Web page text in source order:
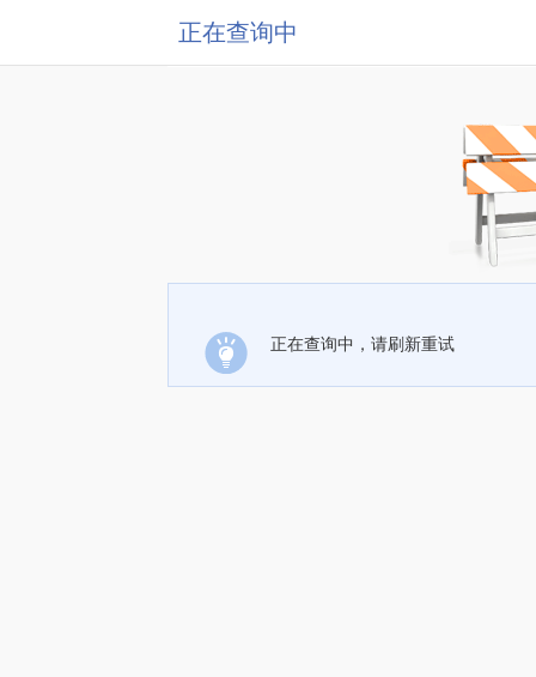
正在查询中
正在查询中，请刷新重试